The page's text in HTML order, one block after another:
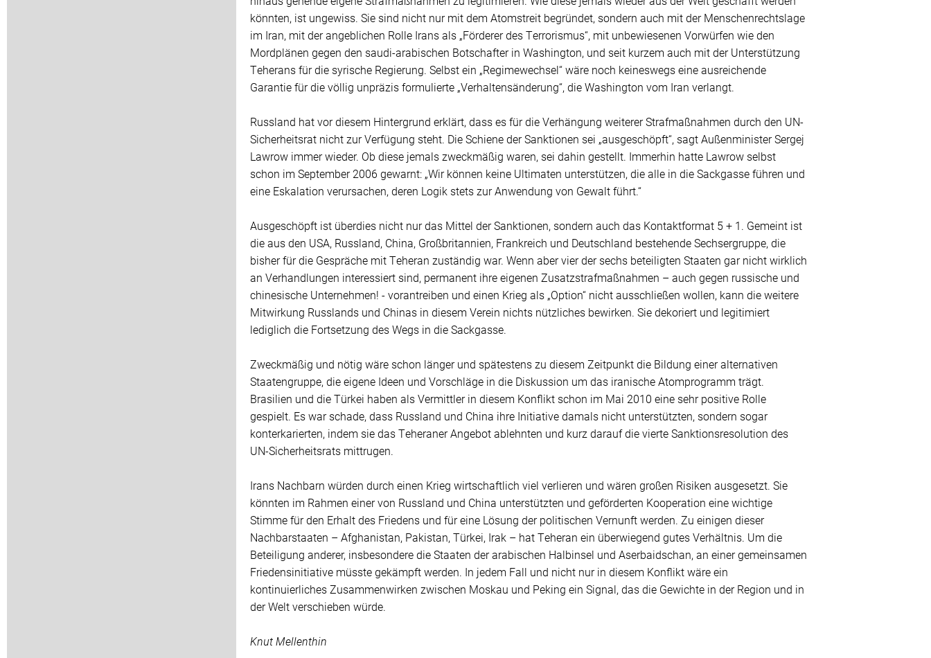
könnten, ist ungewiss. Sie sind nicht nur mit dem Atomstreit begründet, sondern auch mit der Menschenrechtslage
im Iran, mit der angeblichen Rolle Irans als „Förderer des Terrorismus“, mit unbewiesenen Vorwürfen wie den
Mordplänen gegen den saudi-arabischen Botschafter in Washington, und seit kurzem auch mit der Unterstützung
Teherans für die syrische Regierung. Selbst ein „Regimewechsel“ wäre noch keineswegs eine ausreichende
Garantie für die völlig unpräzis formulierte „Verhaltensänderung“, die Washington vom Iran verlangt.
Russland hat vor diesem Hintergrund erklärt, dass es für die Verhängung weiterer Strafmaßnahmen durch den UN-
Sicherheitsrat nicht zur Verfügung steht. Die Schiene der Sanktionen sei „ausgeschöpft“, sagt Außenminister Sergej
Lawrow immer wieder. Ob diese jemals zweckmäßig waren, sei dahin gestellt. Immerhin hatte Lawrow selbst
schon im September 2006 gewarnt: „Wir können keine Ultimaten unterstützen, die alle in die Sackgasse führen und
eine Eskalation verursachen, deren Logik stets zur Anwendung von Gewalt führt.“
Ausgeschöpft ist überdies nicht nur das Mittel der Sanktionen, sondern auch das Kontaktformat 5 + 1. Gemeint ist
die aus den USA, Russland, China, Großbritannien, Frankreich und Deutschland bestehende Sechsergruppe, die
bisher für die Gespräche mit Teheran zuständig war. Wenn aber vier der sechs beteiligten Staaten gar nicht wirklich
an Verhandlungen interessiert sind, permanent ihre eigenen Zusatzstrafmaßnahmen – auch gegen russische und
chinesische Unternehmen! - vorantreiben und einen Krieg als „Option“ nicht ausschließen wollen, kann die weitere
Mitwirkung Russlands und Chinas in diesem Verein nichts nützliches bewirken. Sie dekoriert und legitimiert
lediglich die Fortsetzung des Wegs in die Sackgasse.
Zweckmäßig und nötig wäre schon länger und spätestens zu diesem Zeitpunkt die Bildung einer alternativen
Staatengruppe, die eigene Ideen und Vorschläge in die Diskussion um das iranische Atomprogramm trägt.
Brasilien und die Türkei haben als Vermittler in diesem Konflikt schon im Mai 2010 eine sehr positive Rolle
gespielt. Es war schade, dass Russland und China ihre Initiative damals nicht unterstützten, sondern sogar
konterkarierten, indem sie das Teheraner Angebot ablehnten und kurz darauf die vierte Sanktionsresolution des
UN-Sicherheitsrats mittrugen.
Irans Nachbarn würden durch einen Krieg wirtschaftlich viel verlieren und wären großen Risiken ausgesetzt. Sie
könnten im Rahmen einer von Russland und China unterstützten und geförderten Kooperation eine wichtige
Stimme für den Erhalt des Friedens und für eine Lösung der politischen Vernunft werden. Zu einigen dieser
Nachbarstaaten – Afghanistan, Pakistan, Türkei, Irak – hat Teheran ein überwiegend gutes Verhältnis. Um die
Beteiligung anderer, insbesondere die Staaten der arabischen Halbinsel und Aserbaidschan, an einer gemeinsamen
Friedensinitiative müsste gekämpft werden. In jedem Fall und nicht nur in diesem Konflikt wäre ein
kontinuierliches Zusammenwirken zwischen Moskau und Peking ein Signal, das die Gewichte in der Region und in
der Welt verschieben würde.
Knut Mellenthin